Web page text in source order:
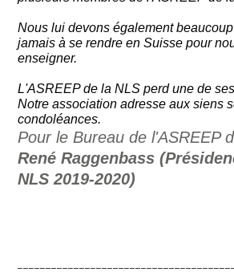
Nous lui devons également beaucoup
jamais à se rendre en Suisse pour
enseigner.
L'ASREEP de la NLS perd une de
Notre association adresse aux siens
condoléances.
Pour le Bureau de l'ASREEP
René Raggenbass
NLS 2019-2020)